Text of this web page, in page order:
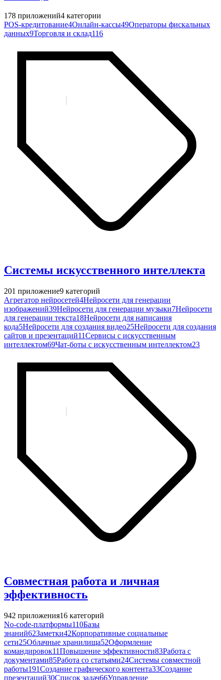
178 приложений4 категории
POS-кредитование4Онлайн-кассы49Операторы фискальных
данных9Торговля и склад116
Системы искусственного интеллекта
201 приложение9 категорий
Агрегатор нейросетей4Нейросети для генерации
изображений39Нейросети для генерации музыки7Нейросети
для генерации текста18Нейросети для написания
кода5Нейросети для создания видео25Нейросети для создания
сайтов и презентаций11Сервисы с искусственным
интеллектом69Чат-боты с искусственным интеллектом23
Совместная работа и личная
эффективность
942 приложения16 категорий
No-code-платформы110Базы
знаний62Заметки42Корпоративные социальные
сети25Облачные хранилища52Оформление
командировок11Повышение эффективности83Работа с
документами85Работа со статьями24Системы совместной
работы191Создание графического контента33Создание
презентаций30Список задач66Управление